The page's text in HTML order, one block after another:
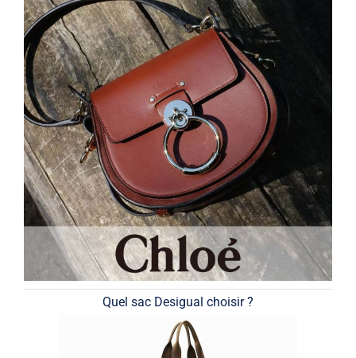
Quel sac Desigual choisir ?